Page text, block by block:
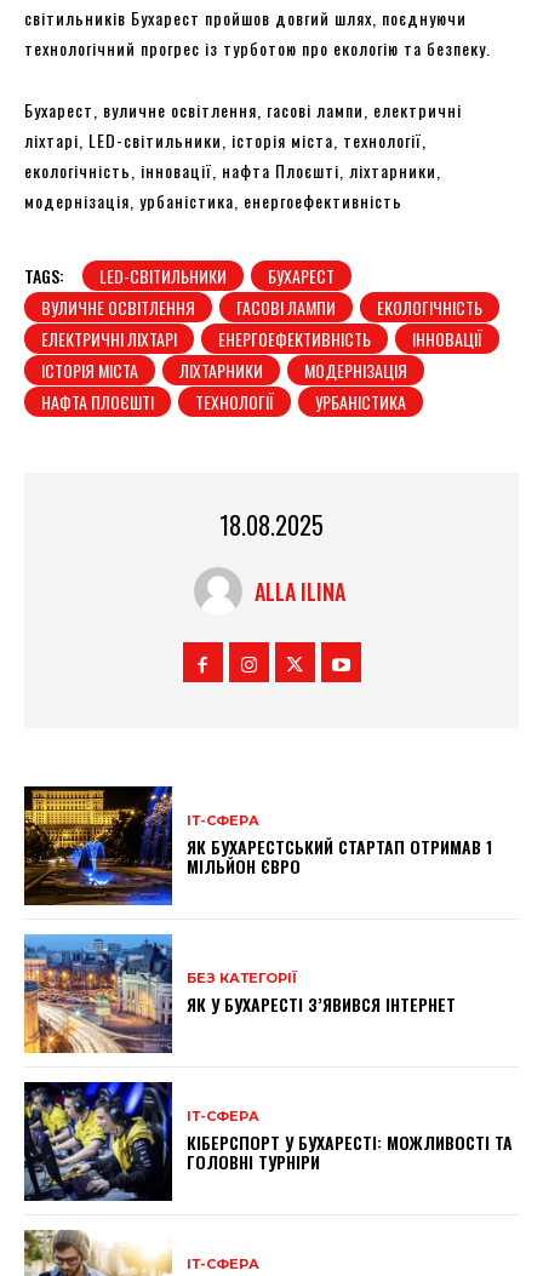
світильників Бухарест пройшов довгий шлях, поєднуючи
технологічний прогрес із турботою про екологію та безпеку.
Бухарест, вуличне освітлення, гасові лампи, електричні
ліхтарі, LED-світильники, історія міста, технології,
екологічність, інновації, нафта Плоєшті, ліхтарники,
модернізація, урбаністика, енергоефективність
TAGS: LED-СВІТИЛЬНИКИ
БУХАРЕСТ
ВУЛИЧНЕ ОСВІТЛЕННЯ
ГАСОВІ ЛАМПИ
ЕКОЛОГІЧНІСТЬ
ЕЛЕКТРИЧНІ ЛІХТАРІ
ЕНЕРГОЕФЕКТИВНІСТЬ
ІННОВАЦІЇ
ІСТОРІЯ МІСТА
ЛІХТАРНИКИ
МОДЕРНІЗАЦІЯ
НАФТА ПЛОЄШТІ
ТЕХНОЛОГІЇ УРБАНІСТИКА
18.08.2025
ALLA ILINA
ІТ-СФЕРА
ЯК БУХАРЕСТСЬКИЙ СТАРТАП ОТРИМАВ 1
МІЛЬЙОН ЄВРО
БЕЗ КАТЕГОРІЇ
ЯК У БУХАРЕСТІ З’ЯВИВСЯ ІНТЕРНЕТ
ІТ-СФЕРА
КІБЕРСПОРТ У БУХАРЕСТІ: МОЖЛИВОСТІ ТА
ГОЛОВНІ ТУРНІРИ
ІТ-СФЕРА